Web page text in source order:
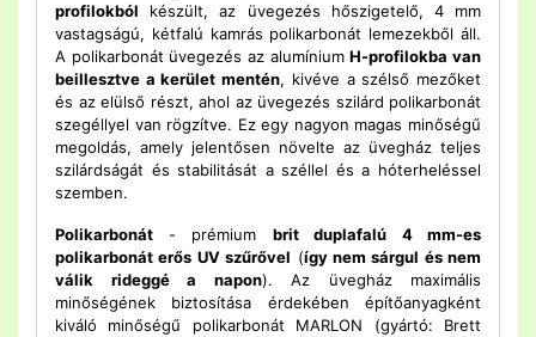
profilokból készült, az üvegezés hőszigetelő, 4 mm
vastagságú, kétfalú kamrás polikarbonát lemezekből áll.
A polikarbonát üvegezés az alumíniumH-profilokba van
beillesztve a kerület mentén, kivéve a szélső mezőket
és az elülső részt, ahol az üvegezés szilárd polikarbonát
szegéllyel van rögzítve. Ez egy nagyon magas minőségű
megoldás, amely jelentősen növelte az üvegház teljes
szilárdságát és stabilitását a széllel és a hóterheléssel
szemben.
Polikarbonát - prémium brit duplafalú 4 mm-es
polikarbonát erős UV szűrővel (így nem sárgul és nem
válik rideggé a napon). Az üvegház maximális
minőségének biztosítása érdekében építőanyagként
kiváló minőségű polikarbonát MARLON (gyártó: Brett